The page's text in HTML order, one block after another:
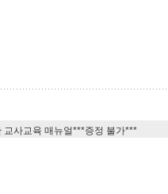
교사교육 매뉴얼***증정 불가***